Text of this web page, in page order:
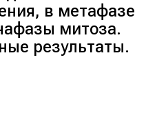
в метафазе
митоза.
результаты.